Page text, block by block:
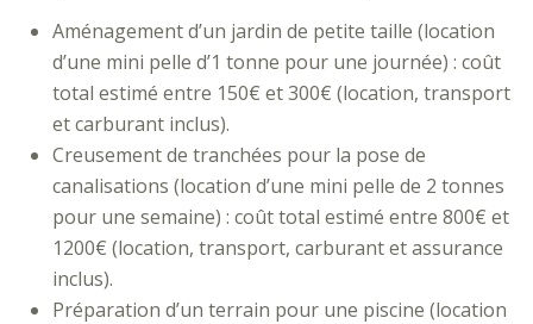
Aménagement d’un jardin de petite taille (location
d’une mini pelle d’1 tonne pour une journée) : coût
total estimé entre 150€ et 300€ (location, transport
et carburant inclus).
Creusement de tranchées pour la pose de
canalisations (location d’une mini pelle de 2 tonnes
pour une semaine) : coût total estimé entre 800€ et
1200€ (location, transport, carburant et assurance
inclus).
Préparation d’un terrain pour une piscine (location